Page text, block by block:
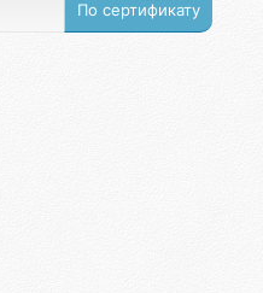
По сертификату